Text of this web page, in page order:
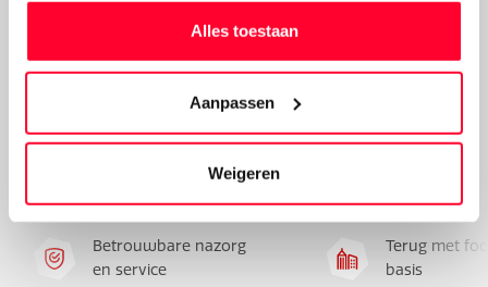
Alles toestaan
Aanpassen
Weigeren
Niet alleen heeft Stella dit jaar winst behaald in de e-
de derde prijs in de wacht met de Belgische VAB-awards,
werd een prijs gewonnen in de Kieskeurig E-bike
beste e-bike van 2021.
Betrouwbare nazorg
en service
Terug met
basis